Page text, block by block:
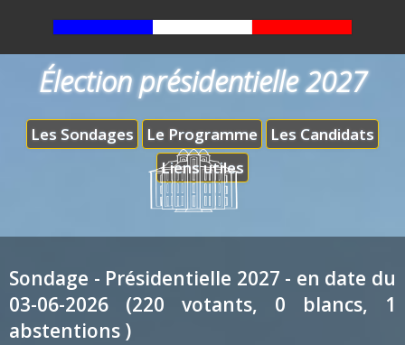
Les Sondages Le Programme
Les Candidats
Liens utiles
Élection présidentielle 2027
Sondage - Présidentielle 2027 - en date du
03-06-2026 (220 votants, 0 blancs, 1
abstentions )